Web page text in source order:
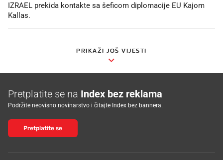
IZRAEL prekida kontakte sa šeficom diplomacije EU Kajom
Kallas.
PRIKAŽI JOŠ VIJESTI
Pretplatite se na Index bez reklama
Podržite neovisno novinarstvo i čitajte Index bez bannera.
Pretplatite se